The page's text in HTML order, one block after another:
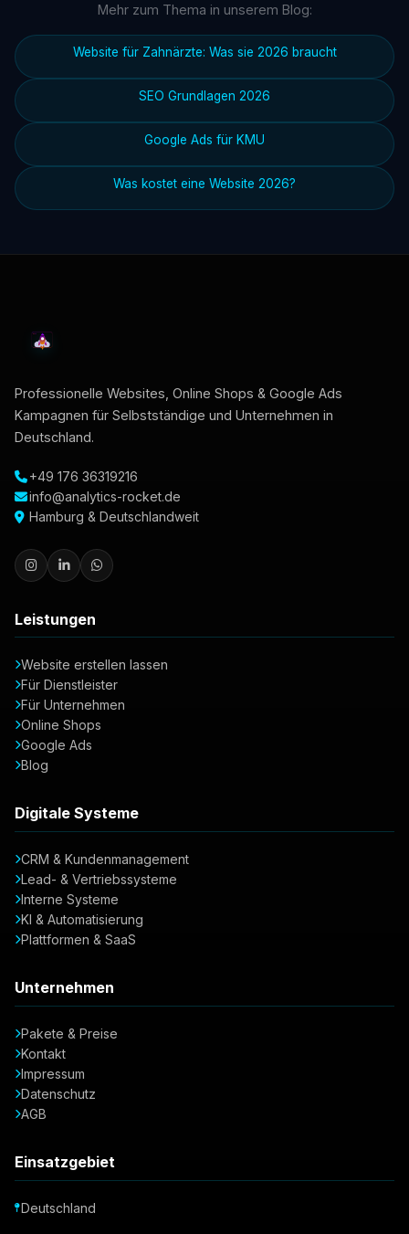
Mehr zum Thema in unserem Blog:
Website für Zahnärzte: Was sie 2026 braucht
SEO Grundlagen 2026
Google Ads für KMU
Was kostet eine Website 2026?
Professionelle Websites, Online Shops & Google Ads
Kampagnen für Selbstständige und Unternehmen in
Deutschland.
+49 176 36319216
info@analytics-rocket.de
Hamburg & Deutschlandweit
Leistungen
Website erstellen lassen
Für Dienstleister
Für Unternehmen
Online Shops
Google Ads
Blog
Digitale Systeme
CRM & Kundenmanagement
Lead- & Vertriebssysteme
Interne Systeme
KI & Automatisierung
Plattformen & SaaS
Unternehmen
Pakete & Preise
Kontakt
Impressum
Datenschutz
AGB
Einsatzgebiet
Deutschland